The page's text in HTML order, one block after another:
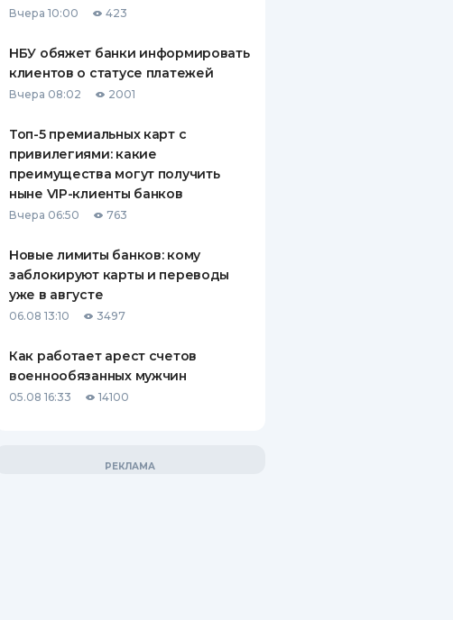
СТРАХОВАНИЮ
ВСЕ СТРАХОВЫЕ ПОЛИСЫ
ОТЗЫВЫ О СТРАХОВЫХ
КОМПАНИЯХ
Вчера 10:00 423
НБУ обяжет банки информировать
клиентов о статусе платежей
Вчера 08:02 2001
Топ-5 премиальных карт с
привилегиями: какие
преимущества могут получить
ныне VIP-клиенты банков
Вчера 06:50 763
Новые лимиты банков: кому
заблокируют карты и переводы
уже в августе
06.08 13:10 3497
Как работает арест счетов
военнообязанных мужчин
05.08 16:33 14100